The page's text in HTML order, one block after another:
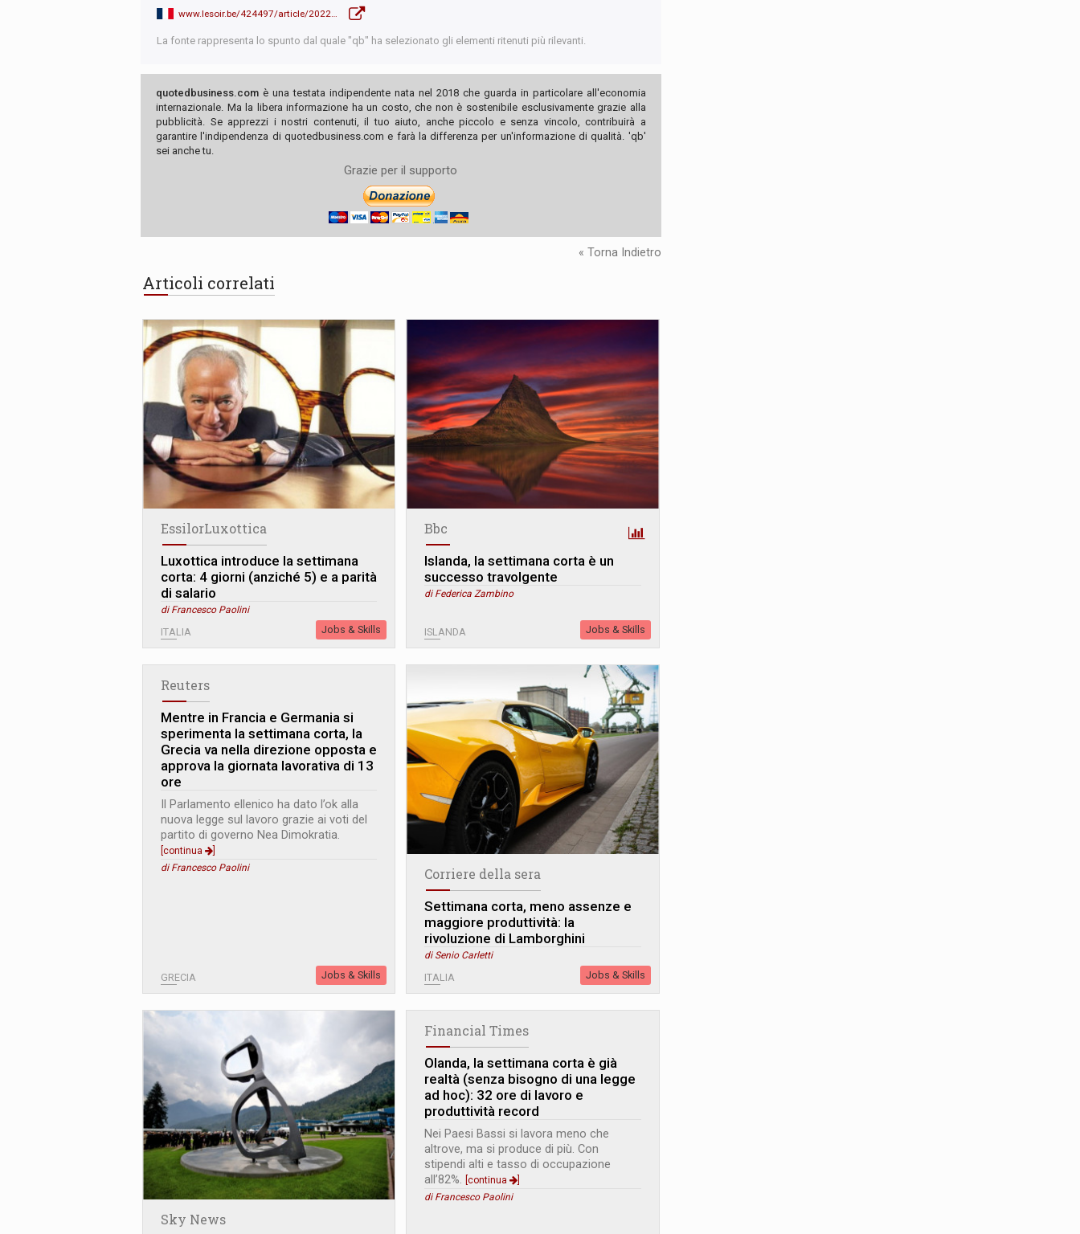
www.lesoir.be/424497/article/2022-02-16/la-semaine-de-quatre-jours-est-un-coup-de-couteau-assassin-selon-thierry-bodson
La fonte rappresenta lo spunto dal quale "qb" ha selezionato gli elementi ritenuti più rilevanti.
quotedbusiness.com è una testata indipendente nata nel 2018 che guarda in particolare all'economia
internazionale. Ma la libera informazione ha un costo, che non è sostenibile esclusivamente grazie alla
pubblicità. Se apprezzi i nostri contenuti, il tuo aiuto, anche piccolo e senza vincolo, contribuirà a
garantire l'indipendenza di quotedbusiness.com e farà la differenza per un'informazione di qualità. 'qb'
sei anche tu.
Grazie per il supporto
« Torna Indietro
Articoli correlati
EssilorLuxottica
Luxottica introduce la settimana
corta: 4 giorni (anziché 5) e a parità
di salario
di Francesco Paolini
ITALIA Jobs & Skills
Bbc
Islanda, la settimana corta è un
successo travolgente
di Federica Zambino
ISLANDA Jobs & Skills
Reuters
Mentre in Francia e Germania si
sperimenta la settimana corta, la
Grecia va nella direzione opposta e
approva la giornata lavorativa di 13
ore
Il Parlamento ellenico ha dato l’ok alla
nuova legge sul lavoro grazie ai voti del
partito di governo Nea Dimokratia.
[continua
di Francesco Paolini
GRECIA Jobs & Skills
Corriere della sera
Settimana corta, meno assenze e
maggiore produttività: la
rivoluzione di Lamborghini
di Senio Carletti
ITALIA Jobs & Skills
Sky News
Financial Times
Olanda, la settimana corta è già
realtà (senza bisogno di una legge
ad hoc): 32 ore di lavoro e
produttività record
Nei Paesi Bassi si lavora meno che
altrove, ma si produce di più. Con
stipendi alti e tasso di occupazione
all’82%. [continua
di Francesco Paolini